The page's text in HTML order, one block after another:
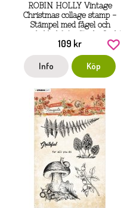
ROBIN HOLLY Vintage
Christmas collage stamp -
Stämpel med fågel och
järneksblad från Studio Light
109 kr
Info Köp